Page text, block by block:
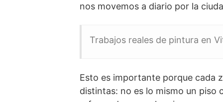
nos movemos a diario por la
Trabajos reales de pintura en
Esto es importante porque cada
distintas: no es lo mismo un piso